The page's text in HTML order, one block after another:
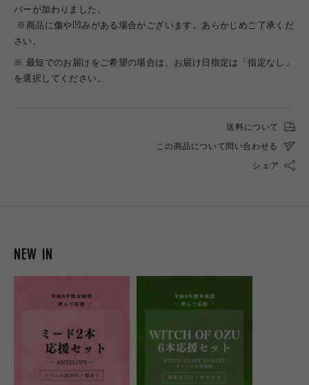
バーが加わりました。
※商品に傷や凹みがある場合がございます。あらかじめご了承くだ
さい。
※ 最短でのお届けをご希望の場合は、お届け日指定は「指定なし」
を選択してください。
送料について
この商品について問い合わせる
シェア
NEW IN